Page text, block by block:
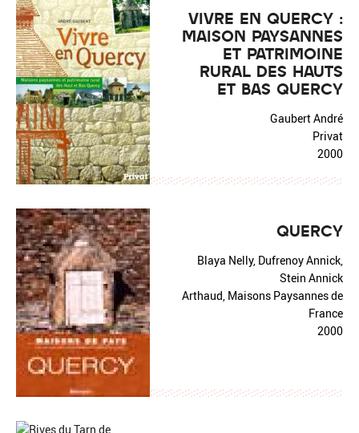
VIVRE EN QUERCY :
MAISON PAYSANNES
ET PATRIMOINE
RURAL DES HAUTS
ET BAS QUERCY
Gaubert André
Privat
2000
QUERCY
Blaya Nelly, Dufrenoy Annick,
Stein Annick
Arthaud, Maisons Paysannes de
France
2000